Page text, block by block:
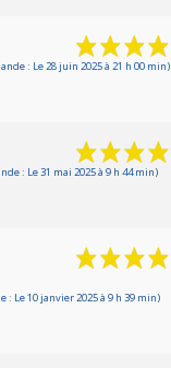
: Le 28 juin 2025 à 21 h 00 min)
: Le 31 mai 2025 à 9 h 44 min)
: Le 10 janvier 2025 à 9 h 39 min)